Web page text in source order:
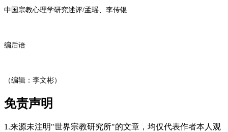
中国宗教心理学研究述评/孟瑶、李传银
编后语
（编辑：李文彬）
免责声明
1.来源未注明"世界宗教研究所"的文章，均仅代表作者本人观